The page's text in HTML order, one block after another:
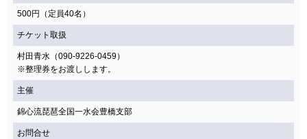
500円（定員40名）
チケット取扱
村田青水（090-9226-0459）
※整理券をお渡しします。
主催
錦心流琵琶全国一水会豊橋支部
お問合せ